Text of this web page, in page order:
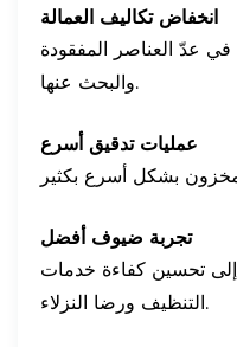
انخفاض تكاليف العمالة
عدّ العناصر المفقودة
والبحث عنها.
عمليات تدقيق أسرع
تجربة ضيوف أفضل
تحسين كفاءة خدمات
التنظيف ورضا النزلاء.